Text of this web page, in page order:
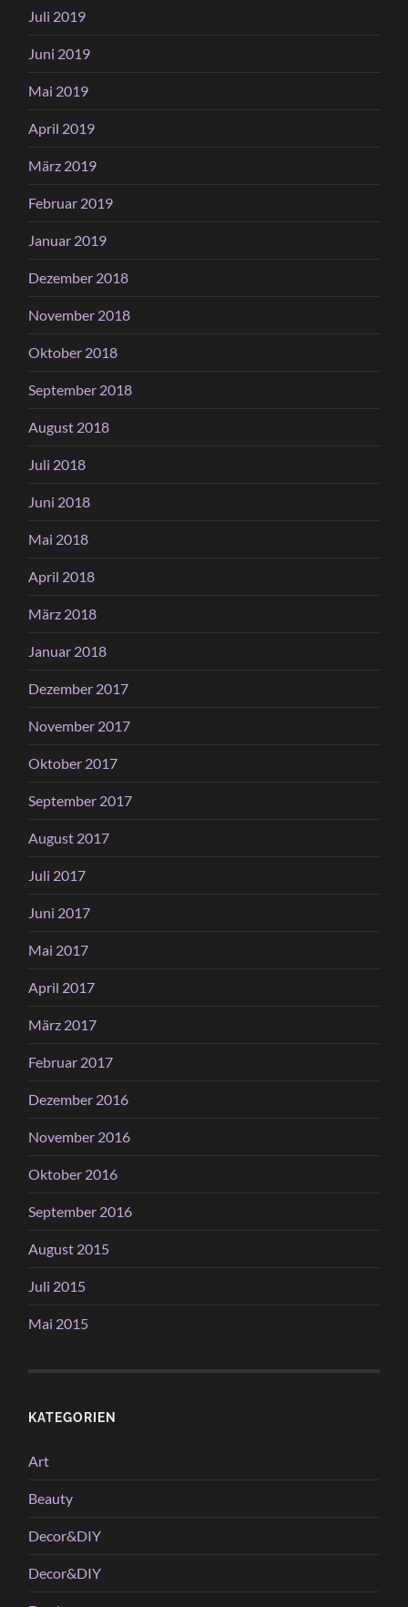
Juli 2019
Juni 2019
Mai 2019
April 2019
März 2019
Februar 2019
Januar 2019
Dezember 2018
November 2018
Oktober 2018
September 2018
August 2018
Juli 2018
Juni 2018
Mai 2018
April 2018
März 2018
Januar 2018
Dezember 2017
November 2017
Oktober 2017
September 2017
August 2017
Juli 2017
Juni 2017
Mai 2017
April 2017
März 2017
Februar 2017
Dezember 2016
November 2016
Oktober 2016
September 2016
August 2015
Juli 2015
Mai 2015
KATEGORIEN
Art
Beauty
Decor&DIY
Decor&DIY